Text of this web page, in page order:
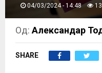
M
E
04/03/2024 - 14:48
Од:Александар
SHARE